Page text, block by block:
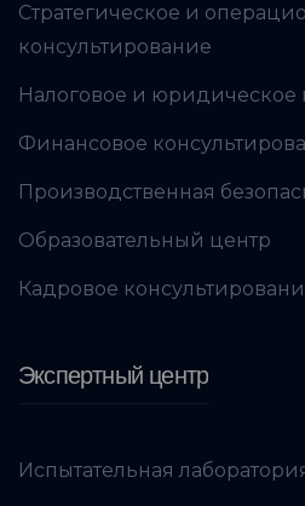
Стратегическое и
консультирование
Налоговое и юридическое
Финансовое
Производственная
Образовательный центр
Кадровое
Экспертный центр
Испытательная